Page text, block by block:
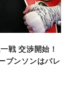
戦 交渉開始！
ブンソンはバレ